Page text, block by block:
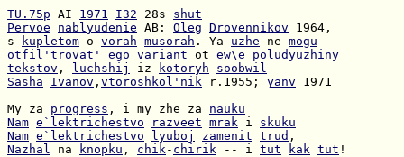
TU.75p AI 1971 I32 28s shut
Pervoe
nablyudenie AB: Oleg Drovennikov
s
kupletom o vorah -musorah . Ya uzhe ne mogu
otfil'trovat'
ego variant ot ew\e
poludyuzhiny
tekstov , luchshij iz kotoryh
soobwil
Sasha
Ivanov , vtoroshkol'nik r.1955; yanv 1971
My za progress , i my zhe za nauku
Nam e`lektrichestvo razveet mrak i skuku
Nam e`lektrichestvo lyuboj zamenit trud
Nazhal na knopku , chik- chirik -- i tut kak tut !